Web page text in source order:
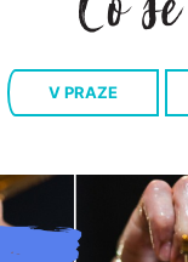
V PRAZE